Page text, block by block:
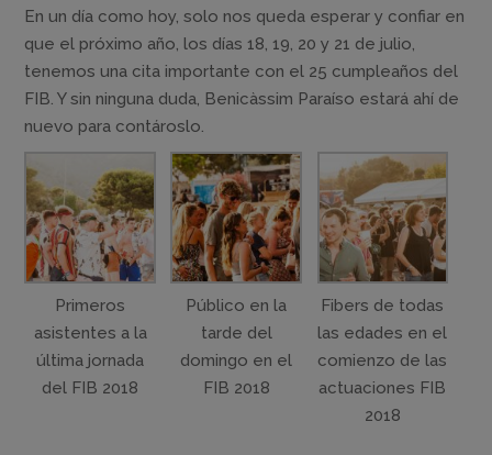
En un día como hoy, solo nos queda esperar y confiar en
que el próximo año, los días 18, 19, 20 y 21 de julio,
tenemos una cita importante con el 25 cumpleaños del
FIB. Y sin ninguna duda, Benicàssim Paraíso estará ahí de
nuevo para contároslo.
Primeros
asistentes a la
última jornada
del FIB 2018
Público en la
tarde del
domingo en el
FIB 2018
Fibers de todas
las edades en el
comienzo de las
actuaciones FIB
2018